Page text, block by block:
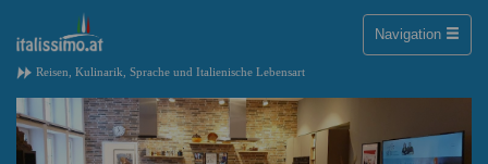
Reisen, Kulinarik, Sprache und Italienische Lebensart
Navigation Toggle